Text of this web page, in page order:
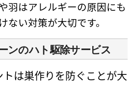
羽はアレルギーの原因にも
ない対策が大切です。
ンのハト駆除サービス
は巣作りを防ぐことが大